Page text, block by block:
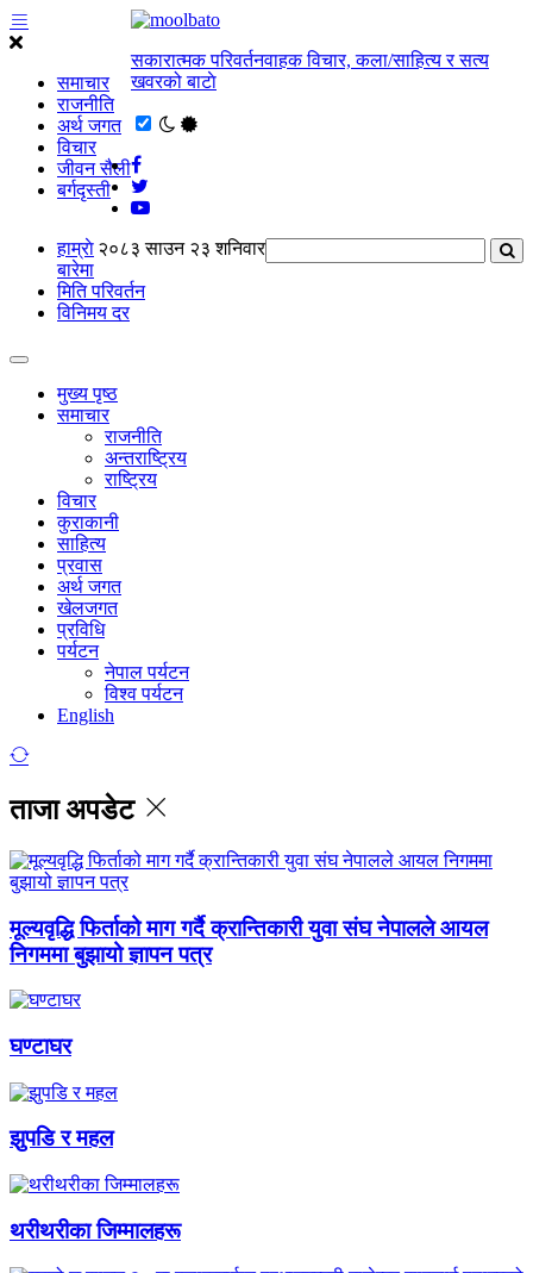
समाचार
राजनीति
अर्थ जगत
विचार
जीवन सैली
बर्गदृस्ती
सकारात्मक परिवर्तनवाहक विचार, कला/साहित्य र सत्य
खवरको बाटाे
२०८३ साउन २३ शनिवार
हाम्राे
बारेमा
मिति परिवर्तन
विनिमय दर
मुख्य पृष्ठ
समाचार
राजनीति
अन्तराष्ट्रिय
राष्ट्रिय
विचार
कुराकानी
साहित्य
प्रवास
अर्थ जगत
खेलजगत
प्रविधि
पर्यटन
नेपाल पर्यटन
विश्व पर्यटन
English
ताजा अपडेट
मूल्यवृद्धि फिर्ताको माग गर्दै क्रान्तिकारी युवा संघ नेपालले आयल
निगममा बुझायो ज्ञापन पत्र
घण्टाघर
झुपडि र महल
थरीथरीका जिम्मालहरू